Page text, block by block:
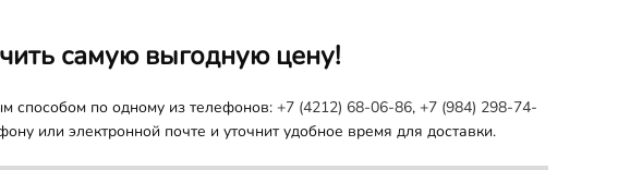
самую выгодную цену!
способом по одному из телефонов: +7 (4212) 68-06-86, +7 (984) 298-74-
или электронной почте и уточнит удобное время для доставки.